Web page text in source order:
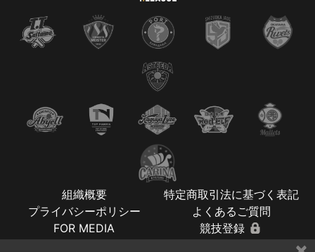
組織概要
特定商取引法に基づく表記
プライバシーポリシー
よくあるご質問
FOR MEDIA
競技登録